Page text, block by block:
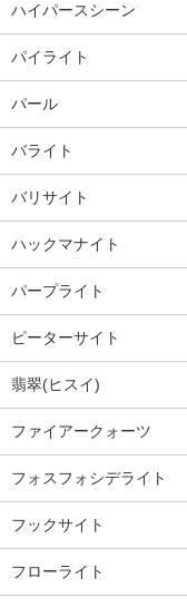
ハイパースシーン
パイライト
パール
バライト
バリサイト
ハックマナイト
パープライト
ピーターサイト
翡翠(ヒスイ)
ファイアークォーツ
フォスフォシデライト
フックサイト
フローライト